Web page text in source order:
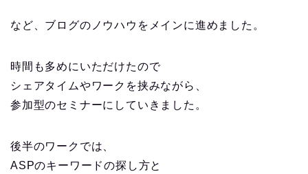
など、ブログのノウハウをメインに進めました。
時間も多めにいただけたので
シェアタイムやワークを挟みながら、
参加型のセミナーにしていきました。
後半のワークでは、
ASPのキーワードの探し方と